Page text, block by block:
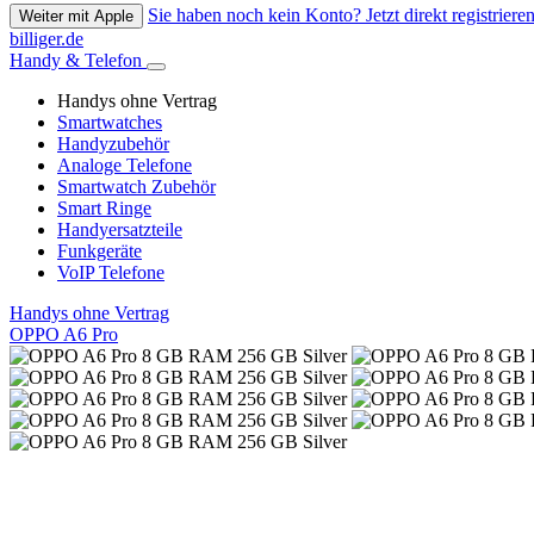
Weiter mit Apple
Sie haben noch kein Konto? Jetzt direkt
billiger.de
Handy & Telefon
Handys ohne Vertrag
Smartwatches
Handyzubehör
Analoge Telefone
Smartwatch Zubehör
Smart Ringe
Handyersatzteile
Funkgeräte
VoIP Telefone
Handys ohne Vertrag
OPPO A6 Pro